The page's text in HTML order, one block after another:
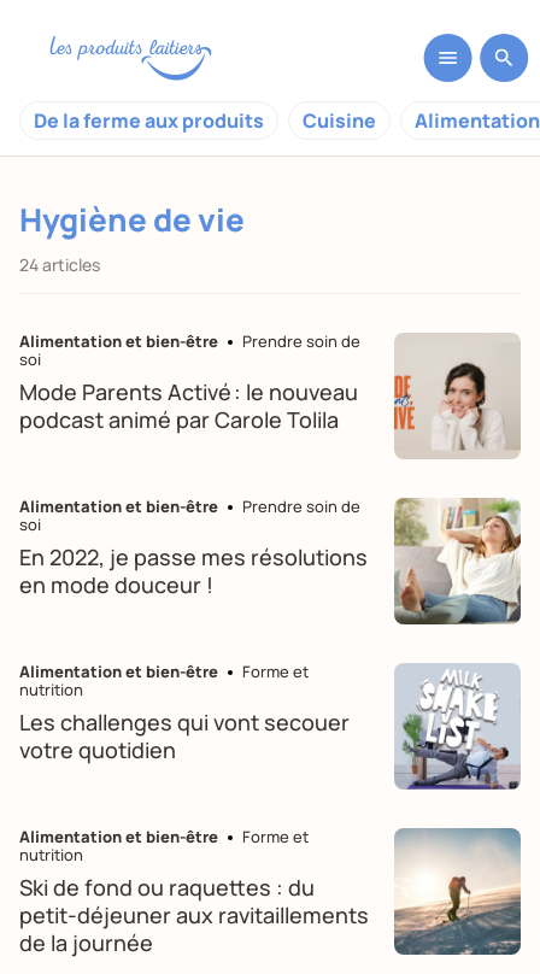
De la ferme aux produits Cuisine
Hygiène de vie
24 articles
Alimentation et bien-être
Prendre soin de
soi
Mode Parents Activé : le nouveau
podcast animé par Carole Tolila
Alimentation et bien-être
Prendre soin de
soi
En 2022, je passe mes résolutions
en mode douceur !
Alimentation et bien-être
Forme et
nutrition
Les challenges qui vont secouer
votre quotidien
Alimentation et bien-être
Forme et
nutrition
Ski de fond ou raquettes : du
petit-déjeuner aux ravitaillements
de la journée